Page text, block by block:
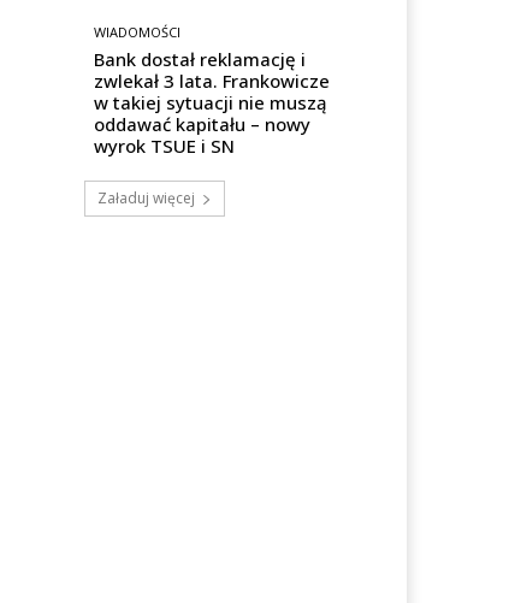
WIADOMOŚCI
Bank dostał reklamację i
zwlekał 3 lata. Frankowicze
w takiej sytuacji nie muszą
oddawać kapitału – nowy
wyrok TSUE i SN
Załaduj więcej